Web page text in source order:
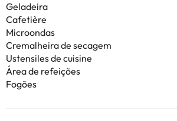
Geladeira
Cafetière
Microondas
Cremalheira de secagem
Ustensiles de cuisine
Área de refeições
Fogões